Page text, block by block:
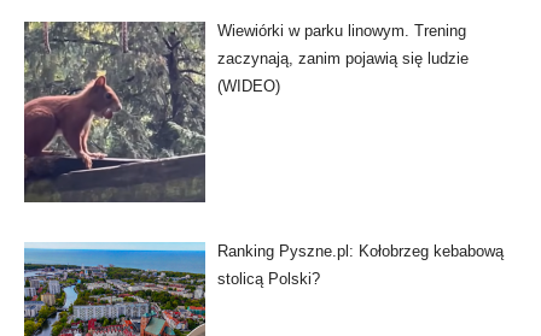
Wiewiórki w parku linowym. Trening
zaczynają, zanim pojawią się ludzie
(WIDEO)
Ranking Pyszne.pl: Kołobrzeg kebabową
stolicą Polski?